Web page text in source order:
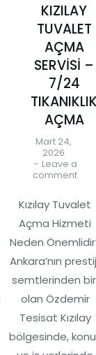
KIZILAY
TUVALET
AÇMA
SERVİSİ –
7/24
AÇMA
Mart 24,
2026
Leave a
comment
Kızılay Tuvalet
Açma Hizmeti
Neden
Ankara’nın
semtlerinden
olan Özdemir
Tesisat Kızılay
bölgesinde,